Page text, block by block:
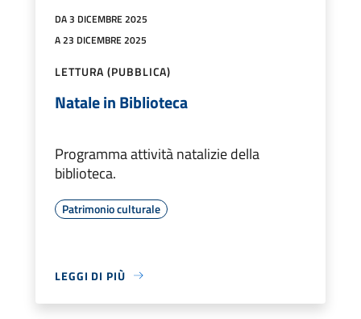
DA 3 DICEMBRE 2025
A 23 DICEMBRE 2025
LETTURA (PUBBLICA)
Natale in Biblioteca
Programma attività natalizie della
biblioteca.
Patrimonio culturale
LEGGI DI PIÙ